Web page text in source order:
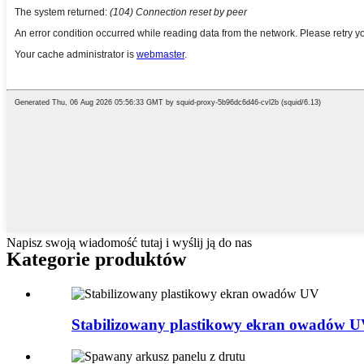
Napisz swoją wiadomość tutaj i wyślij ją do nas
Kategorie produktów
Stabilizowany plastikowy ekran owadów